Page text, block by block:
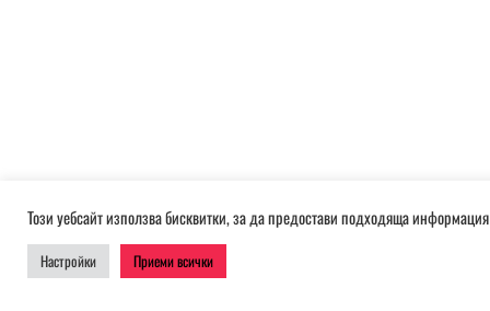
Този уебсайт използва бисквитки, за да предостави подходяща
Настройки Приеми всички